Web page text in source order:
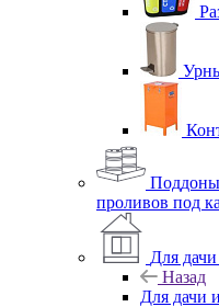
Поддоны
проливов под
Для дачи
Назад
Для дачи